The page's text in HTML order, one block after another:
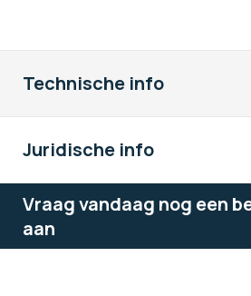
Technische info
Juridische info
Vraag vandaag nog een
aan